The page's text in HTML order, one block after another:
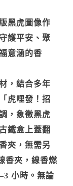
黑虎圖像作
護平安、聚
意涵的香
，結合多年
虎哩發！招
，象徵黑虎
鐵盒上蓋翻
夾，無需另
香夾，線香燃
小時。無論